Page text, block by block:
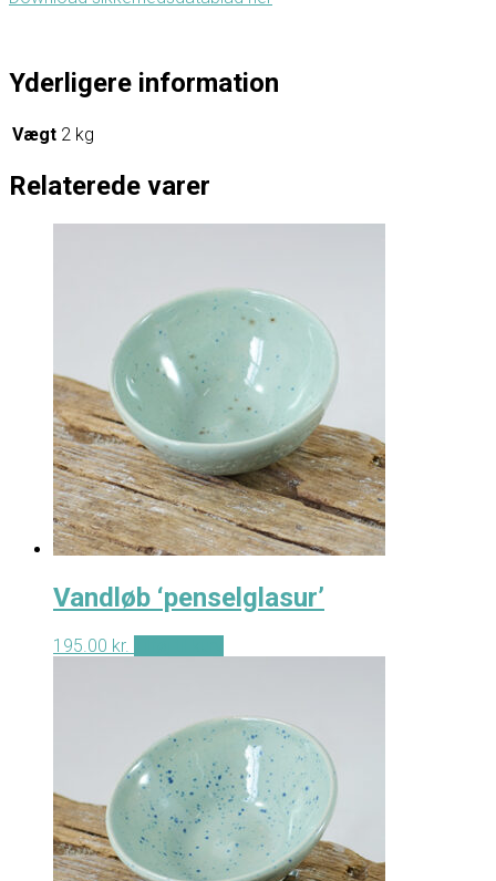
Yderligere information
Vægt 2 kg
Relaterede varer
Vandløb ‘penselglasur’
195.00 kr.